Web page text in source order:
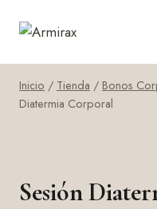
Inicio / Tienda / Bonos
Diatermia Corporal
Sesión